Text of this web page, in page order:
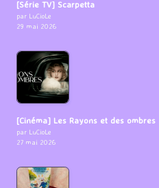
[Série TV] Scarpetta
par LuCioLe
29 mai 2026
[Cinéma] Les Rayons et des ombres
par LuCioLe
27 mai 2026